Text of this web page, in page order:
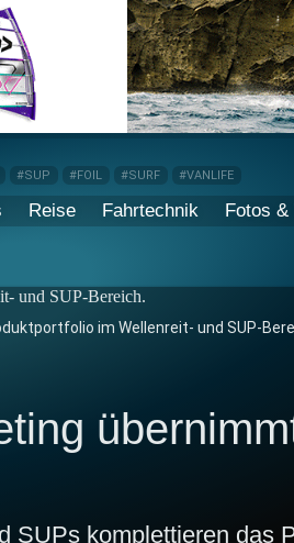
#SUP #FOIL #SURF #VANLIFE
Reise Fahrtechnik Fotos
im Wellenreit- und SUP-
SUPs komplettieren das